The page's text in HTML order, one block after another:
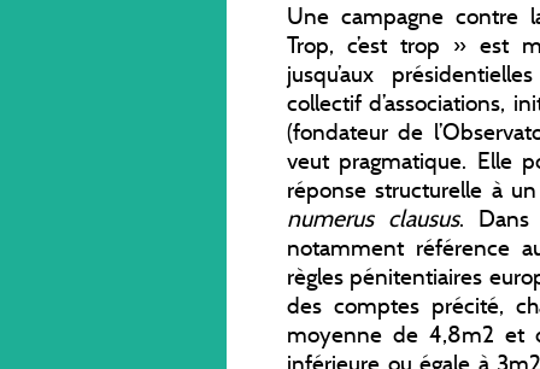
Une campagne contre
Trop, c’est trop » est
jusqu’aux
collectif d’associations,
(fondateur de
veut pragmatique. Elle
réponse structurelle à
numerus clausus. Dans
notamment référence
règles pénitentiaires
des comptes précité,
moyenne de 4,8m2 et
inférieure ou égale à